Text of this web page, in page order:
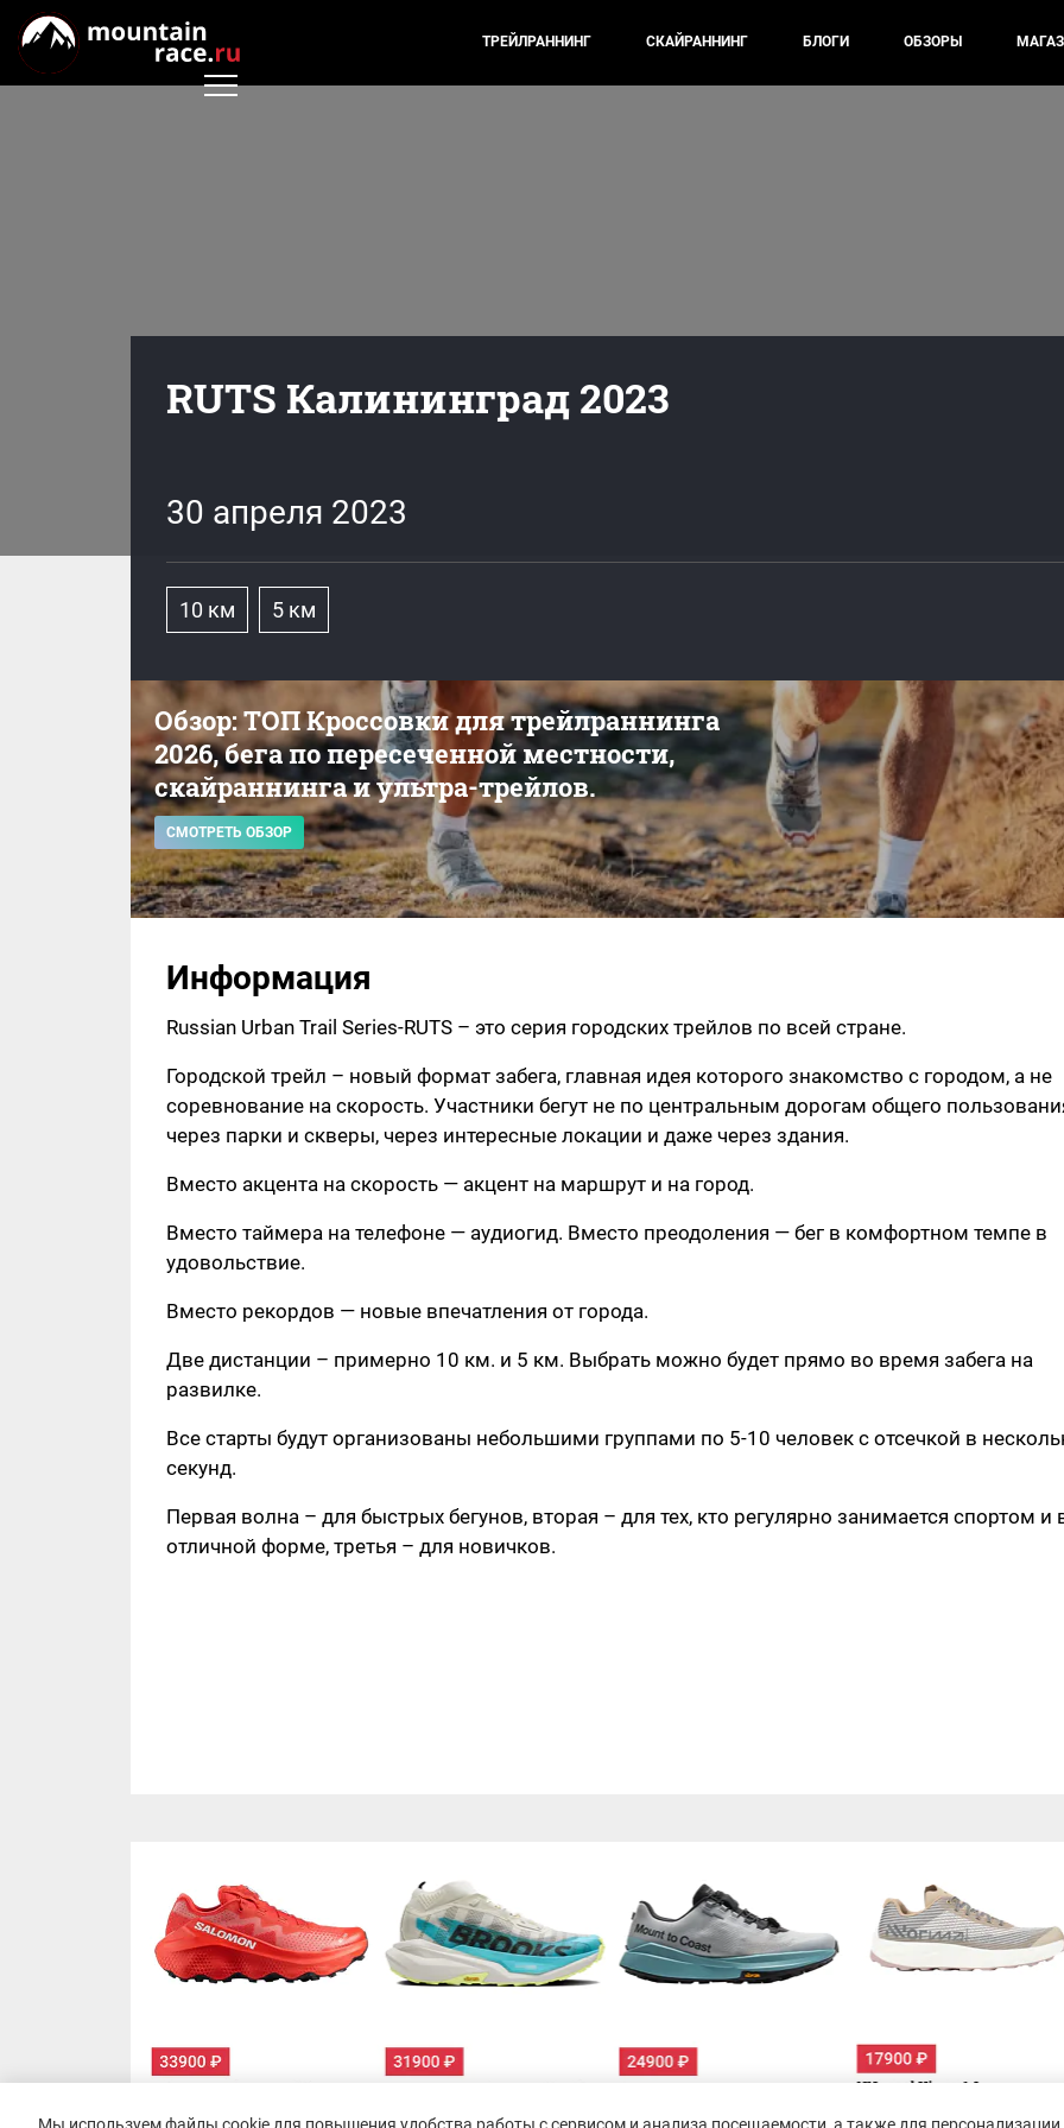
ТРЕЙЛРАННИНГ СКАЙРАННИНГ БЛОГИ ОБЗОРЫ
RUTS Калининград 2023
30 апреля 2023
10 км 5 км
Обзор: ТОП Кроссовки для трейлраннинга
2026, бега по пересеченной местности,
скайраннинга и ультра-трейлов.
СМОТРЕТЬ ОБЗОР
Информация
Russian Urban Trail Series-RUTS – это серия городских трейлов по всей стране.
Городской трейл – новый формат забега, главная идея которого знакомство с городом, а не
соревнование на скорость. Участники бегут не по центральным дорогам общего
через парки и скверы, через интересные локации и даже через здания.
Вместо акцента на скорость — акцент на маршрут и на город.
Вместо таймера на телефоне — аудиогид. Вместо преодоления — бег в комфортном темпе в
удовольствие.
Вместо рекордов — новые впечатления от города.
Две дистанции – примерно 10 км. и 5 км. Выбрать можно будет прямо во время забега на
развилке.
Все старты будут организованы небольшими группами по 5-10 человек с отсечкой в
секунд.
Первая волна – для быстрых бегунов, вторая – для тех, кто регулярно занимается спортом и
отличной форме, третья – для новичков.